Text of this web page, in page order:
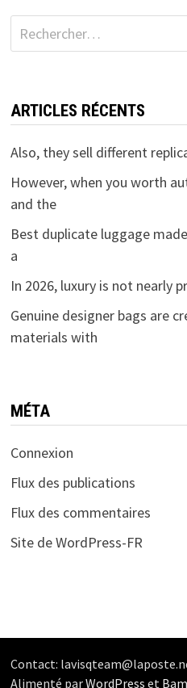
Rechercher :
ARTICLES RÉCENTS
Also, they sell different
However, when you worth
and the
Best duplicate luggage
a
In 2026, luxury is not nearly
Genuine designer bags are
materials with
MÉTA
Connexion
Flux des publications
Flux des commentaires
Site de WordPress-FR
Contact:
Alimenté parWordPress et Bam